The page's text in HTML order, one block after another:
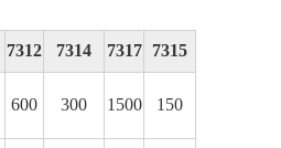
7312 7314 7317
7315
600 300 1500 150